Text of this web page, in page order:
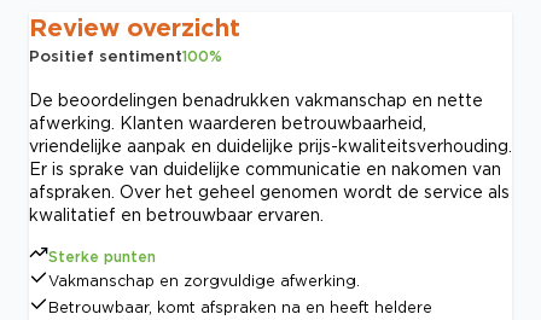
Review overzicht
Positief sentiment100%
De beoordelingen benadrukken vakmanschap en nette
afwerking. Klanten waarderen betrouwbaarheid,
vriendelijke aanpak en duidelijke prijs-kwaliteitsverhouding.
Er is sprake van duidelijke communicatie en nakomen van
afspraken. Over het geheel genomen wordt de service als
kwalitatief en betrouwbaar ervaren.
Sterke punten
Vakmanschap en zorgvuldige afwerking.
Betrouwbaar, komt afspraken na en heeft heldere